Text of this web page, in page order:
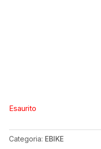
Esaurito
Categoria: EBIKE